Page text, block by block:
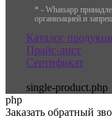
* - Whatsapp
организацией и
Каталог
Прайс-лист
Сертификат
single-product.php
php
Заказать обратный